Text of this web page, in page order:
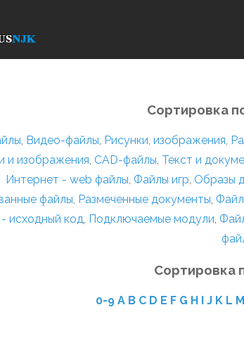
Сортировка
, Видео-файлы, Рисунки, изображения,
и изображения, CAD-файлы, Текст и
Интернет - web файлы, Файлы игр, Образы
файлы, Размеченные документы,
исходный код, Подключаемые модули,
Сортировка
0-9 A B C D E F G H I J K L M